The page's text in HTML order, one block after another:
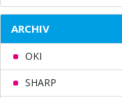
ARCHIV
OKI
SHARP